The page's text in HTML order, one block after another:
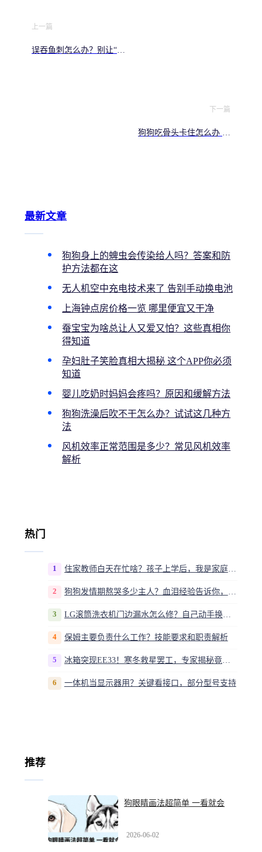
上一篇
误吞鱼刺怎么办？别让“土
下一篇
狗狗吃骨头卡住怎么办 急
最新文章
狗狗身上的蜱虫会传染给人吗？答案和防
护方法都在这
无人机空中充电技术来了 告别手动换电池
上海钟点房价格一览 哪里便宜又干净
蚕宝宝为啥总让人又爱又怕？这些真相你
得知道
孕妇肚子笑脸真相大揭秘 这个APP你必须
知道
婴儿吃奶时妈妈会疼吗？原因和缓解方法
狗狗洗澡后吹不干怎么办？试试这几种方
法
风机效率正常范围是多少？常见风机效率
解析
热门
1 住家教师白天在忙啥？孩子上学后，我是家庭运营官
2
3 LG滚筒洗衣机门边漏水怎么修？自己动手换密封圈教程视频
4 保姆主要负责什么工作？技能要求和职责解析
5 冰箱突现EE33！寒冬救星罢工，专家揭秘竟是无解故障？
6 一体机当显示器用？关键看接口，部分型号支持
推荐
狗眼睛画法超简单 一看就会
2026-06-02